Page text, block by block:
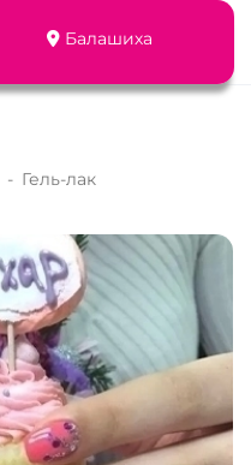
Балашиха
- Гель-лак